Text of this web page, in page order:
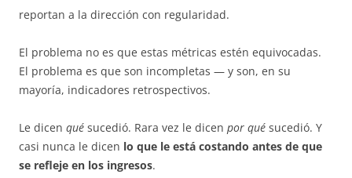
reportan a la dirección con regularidad.
El problema no es que estas métricas estén equivocadas.
El problema es que son incompletas — y son, en su
mayoría, indicadores retrospectivos.
Le dicen qué sucedió. Rara vez le dicen por qué sucedió. Y
casi nunca le dicen lo que le está costando antes de que
se refleje en los ingresos.